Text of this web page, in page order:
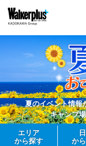
夏のイベント情報
キャンプ
エリア
から探す
か